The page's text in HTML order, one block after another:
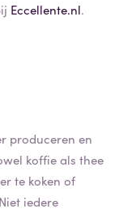
Eccellente.nl.
produceren en
koffie als thee
te koken of
iedere